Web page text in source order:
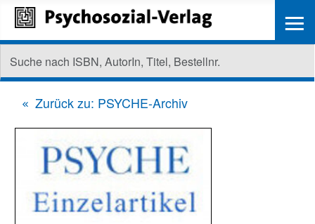
Zurück zu: PSYCHE-Archiv
≡